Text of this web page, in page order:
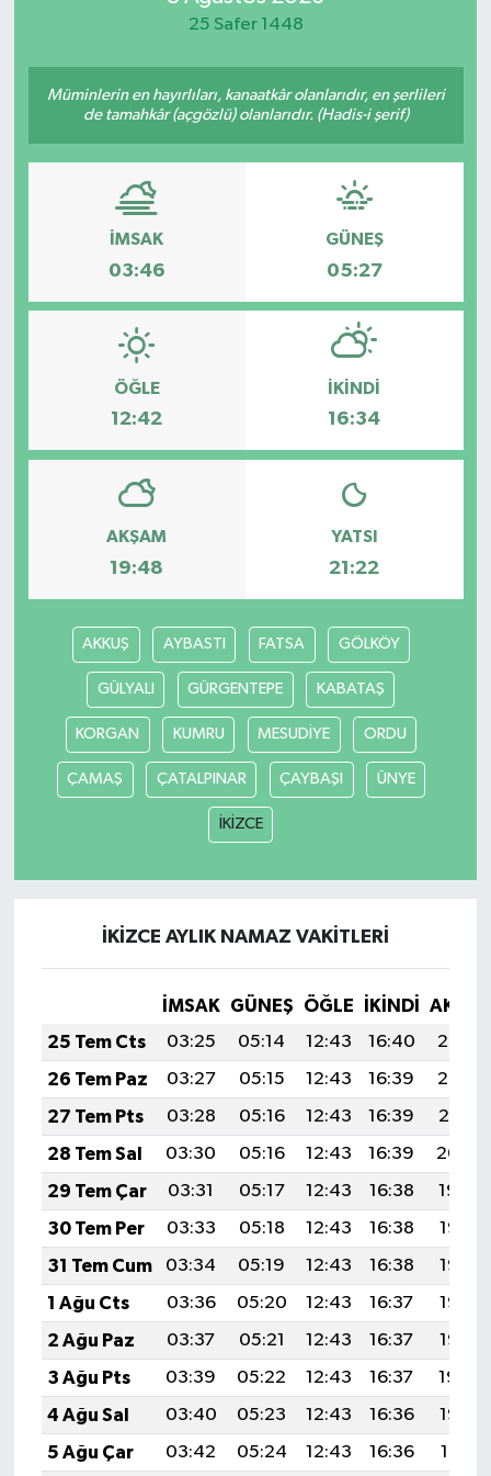
25 Safer 1448
Müminlerin en hayırlıları, kanaatkâr olanlarıdır, en şerlileri
de tamahkâr (açgözlü) olanlarıdır. (Hadis-i şerif)
İMSAK
03:46
GÜNEŞ
05:27
ÖĞLE
12:42
İKINDI
16:34
AKŞAM
19:48
YATSI
21:22
AKKUŞ AYBASTI FATSA GÖLKÖY
GÜLYALI GÜRGENTEPE KABATAŞ
KORGAN KUMRU MESUDİYE ORDU
ÇAMAŞ ÇATALPINAR ÇAYBAŞI ÜNYE
İKİZCE
İKİZCE AYLIK NAMAZ VAKITLERI
İMSAK GÜNEŞ ÖĞLE İKINDI
25 Tem Cts
03:25 05:14 12:43 16:40
20:03
26 Tem Paz
03:27 05:15 12:43 16:39
20:02
27 Tem Pts
03:28 05:16 12:43 16:39
20:01
28 Tem Sal
03:30 05:16 12:43 16:39
20:00
29 Tem Çar
03:31 05:17 12:43 16:38
19:59
30 Tem Per
03:33 05:18 12:43 16:38
19:58
31 Tem Cum
03:34 05:19 12:43 16:38
19:57
1 Ağu Cts
03:36 05:20 12:43 16:37
19:56
2 Ağu Paz
03:37 05:21 12:43 16:37
19:55
3 Ağu Pts
03:39 05:22 12:43 16:37
19:54
4 Ağu Sal
03:40 05:23 12:43 16:36
19:53
5 Ağu Çar
03:42 05:24 12:43 16:36
19:51
Teknoloji